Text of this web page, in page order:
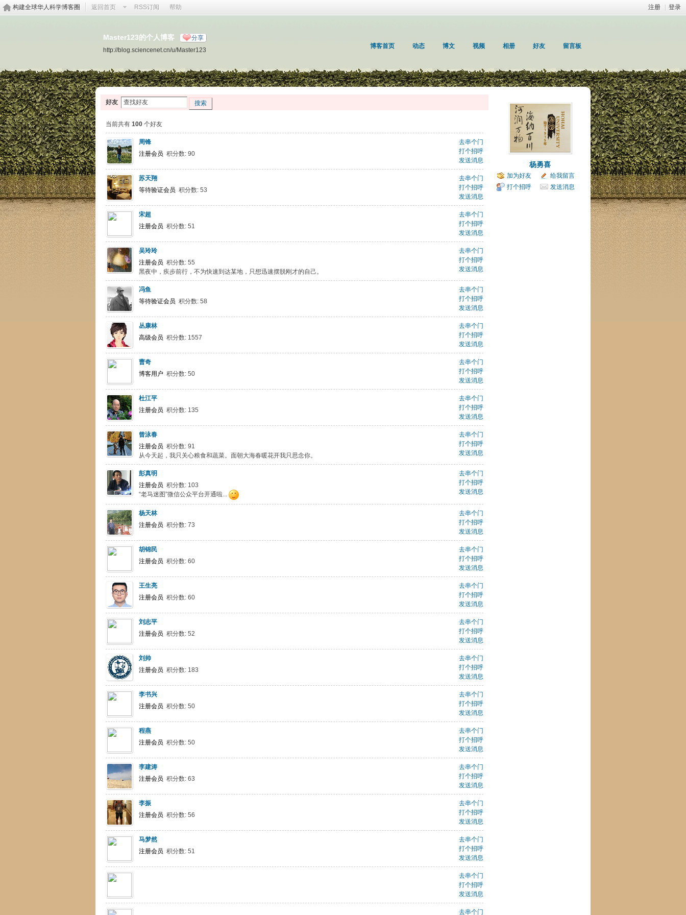
注册 登录
构建全球华人科学博客圈 返回首页 RSS订阅 帮助
Master123的个人博客 分享
http://blog.sciencenet.cn/u/Master123
博客首页 动态 博文 视频 相册 好友 留言板
好友 搜索
当前共有 100 个好友
去串个门
打个招呼
发送消息
周锋
注册会员 积分数: 90
去串个门
打个招呼
发送消息
苏天翔
等待验证会员 积分数: 53
去串个门
打个招呼
发送消息
宋超
注册会员 积分数: 51
去串个门
打个招呼
发送消息
吴玲玲
注册会员 积分数: 55
黑夜中，疾步前行，不为快速到达某地，只想迅速摆脱刚才的自己。
去串个门
打个招呼
发送消息
冯鱼
等待验证会员 积分数: 58
去串个门
打个招呼
发送消息
丛康林
高级会员 积分数: 1557
去串个门
打个招呼
发送消息
曹奇
博客用户 积分数: 50
去串个门
打个招呼
发送消息
杜江平
注册会员 积分数: 135
去串个门
打个招呼
发送消息
曾泳春
注册会员 积分数: 91
从今天起，我只关心粮食和蔬菜。面朝大海春暖花开我只思念你。
去串个门
打个招呼
发送消息
彭真明
注册会员 积分数: 103
“老马迷图”微信公众平台开通啦...
去串个门
打个招呼
发送消息
杨天林
注册会员 积分数: 73
去串个门
打个招呼
发送消息
胡锦民
注册会员 积分数: 60
去串个门
打个招呼
发送消息
王生亮
注册会员 积分数: 60
去串个门
打个招呼
发送消息
刘志平
注册会员 积分数: 52
去串个门
打个招呼
发送消息
刘帅
注册会员 积分数: 183
去串个门
打个招呼
发送消息
李书兴
注册会员 积分数: 50
去串个门
打个招呼
发送消息
程燕
注册会员 积分数: 50
去串个门
打个招呼
发送消息
李建涛
注册会员 积分数: 63
去串个门
打个招呼
发送消息
李振
注册会员 积分数: 56
去串个门
打个招呼
发送消息
马梦然
注册会员 积分数: 51
去串个门
打个招呼
发送消息
去串个门
杨勇喜
加为好友
给我留言
打个招呼
发送消息